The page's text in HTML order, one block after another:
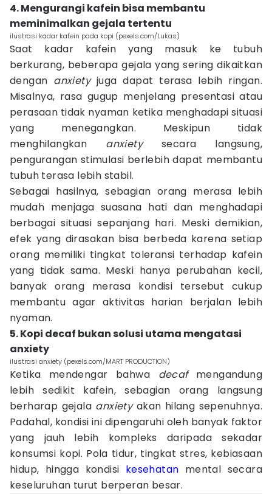
4. Mengurangi kafein bisa membantu
meminimalkan gejala tertentu
ilustrasi kadar kafein pada kopi (pexels.com/Lukas)
Saat kadar kafein yang masuk ke tubuh
berkurang, beberapa gejala yang sering dikaitkan
dengan anxietyjuga dapat terasa lebih ringan.
Misalnya, rasa gugup menjelang presentasi atau
perasaan tidak nyaman ketika menghadapi situasi
yang menegangkan. Meskipun tidak
menghilangkan anxietysecara langsung,
pengurangan stimulasi berlebih dapat membantu
tubuh terasa lebih stabil.
Sebagai hasilnya, sebagian orang merasa lebih
mudah menjaga suasana hati dan menghadapi
berbagai situasi sepanjang hari. Meski demikian,
efek yang dirasakan bisa berbeda karena setiap
orang memiliki tingkat toleransi terhadap kafein
yang tidak sama. Meski hanya perubahan kecil,
banyak orang merasa kondisi tersebut cukup
membantu agar aktivitas harian berjalan lebih
nyaman.
5. Kopi decaf bukan solusi utama mengatasi
anxiety
ilustrasi anxiety (pexels.com/MART PRODUCTION)
Ketika mendengar bahwa decafmengandung
lebih sedikit kafein, sebagian orang langsung
berharap gejala anxietyakan hilang sepenuhnya.
Padahal, kondisi ini dipengaruhi oleh banyak faktor
yang jauh lebih kompleks daripada sekadar
konsumsi kopi. Pola tidur, tingkat stres, kebiasaan
hidup, hingga kondisi kesehatan mental secara
keseluruhan turut berperan besar.